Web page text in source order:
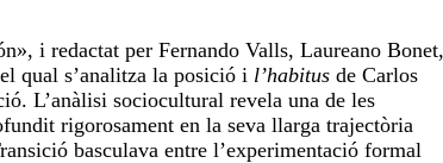
i redactat per Fernando Valls, Laureano Bonet,
qual s’analitza la posició i l’habitus de Carlos
L’anàlisi sociocultural revela una de les
rigorosament en la seva llarga trajectòria
basculava entre l’experimentació formal